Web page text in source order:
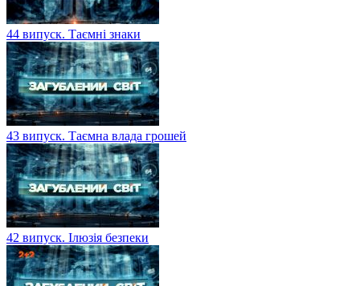
44 випуск. Таємні знаки
43 випуск. Таємна влада грошей
42 випуск. Ілюзія безпеки